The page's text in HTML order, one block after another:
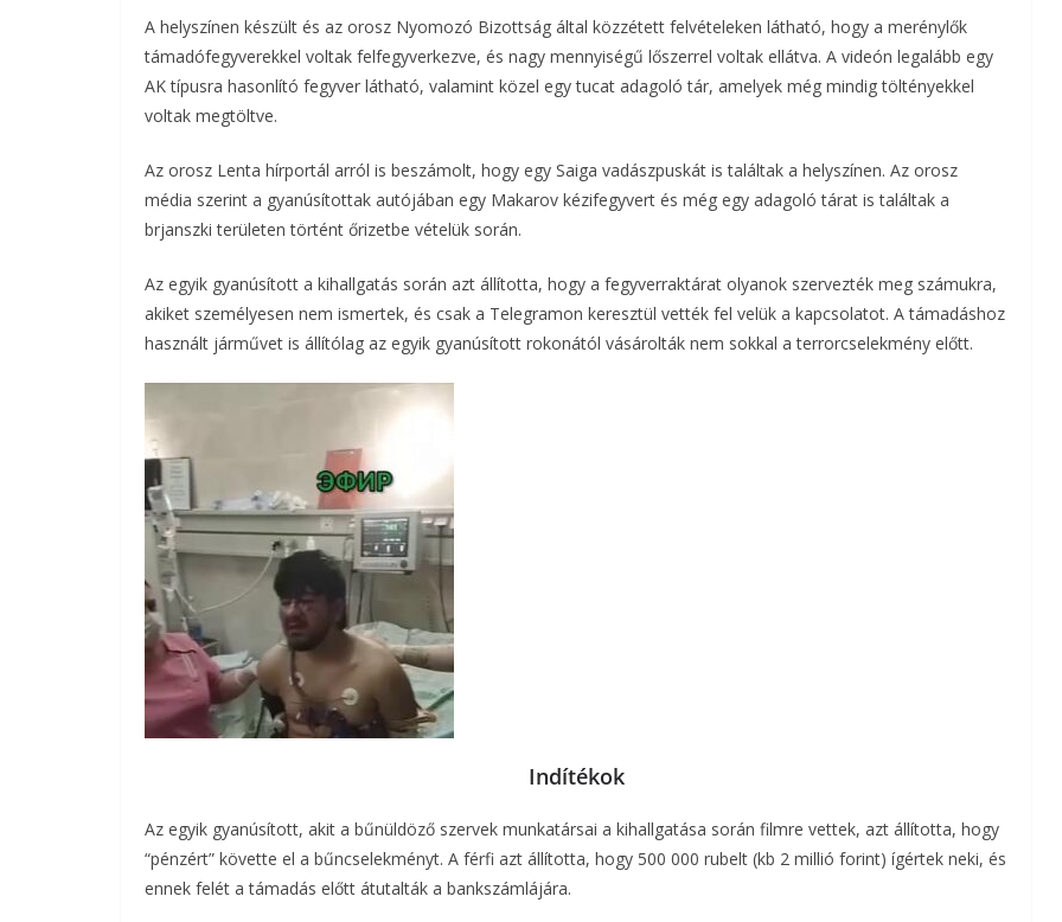
A helyszínen készült és az orosz Nyomozó Bizottság által közzétett felvételeken látható, hogy a merénylők
támadófegyverekkel voltak felfegyverkezve, és nagy mennyiségű lőszerrel voltak ellátva. A videón legalább egy
AK típusra hasonlító fegyver látható, valamint közel egy tucat adagoló tár, amelyek még mindig töltényekkel
voltak megtöltve.
Az orosz Lenta hírportál arról is beszámolt, hogy egy Saiga vadászpuskát is találtak a helyszínen. Az orosz
média szerint a gyanúsítottak autójában egy Makarov kézifegyvert és még egy adagoló tárat is találtak a
brjanszki területen történt őrizetbe vételük során.
Az egyik gyanúsított a kihallgatás során azt állította, hogy a fegyverraktárat olyanok szervezték meg számukra,
akiket személyesen nem ismertek, és csak a Telegramon keresztül vették fel velük a kapcsolatot. A támadáshoz
használt járművet is állítólag az egyik gyanúsított rokonától vásárolták nem sokkal a terrorcselekmény előtt.
Indítékok
Az egyik gyanúsított, akit a bűnüldöző szervek munkatársai a kihallgatása során filmre vettek, azt állította, hogy
“pénzért” követte el a bűncselekményt. A férfi azt állította, hogy 500 000 rubelt (kb 2 millió forint) ígértek neki, és
ennek felét a támadás előtt átutalták a bankszámlájára.